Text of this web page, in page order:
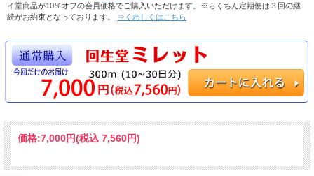
イ堂商品が10％オフの会員価格でご購入いただけます。※らくちん定期便は３回の継
続がお約束となっております。
⇒くわしくはこちら
価格:7,000円(税込 7,560円)